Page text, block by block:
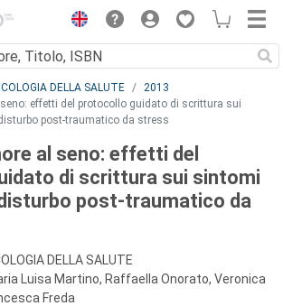
DELLA SALUTE
2013
effetti del protocollo guidato di scrittura sui
post-traumatico da stress
al seno: effetti del
di scrittura sui sintomi
post-traumatico da
DELLA SALUTE
Luisa Martino, Raffaella Onorato, Veronica
Freda